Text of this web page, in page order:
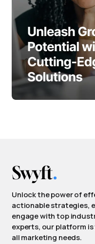
Unlock the power of
actionable strategies,
engage with top
experts, our platform
all marketing needs.